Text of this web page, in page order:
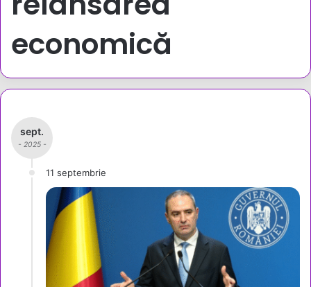
economică
sept.
- 2025 -
11 septembrie